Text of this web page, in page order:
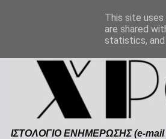
ΙΣΤΟΛΟΓΙΟ ΕΝΗΜΕΡΩΣΗΣ (e-mail
This site
are shared
statistics,